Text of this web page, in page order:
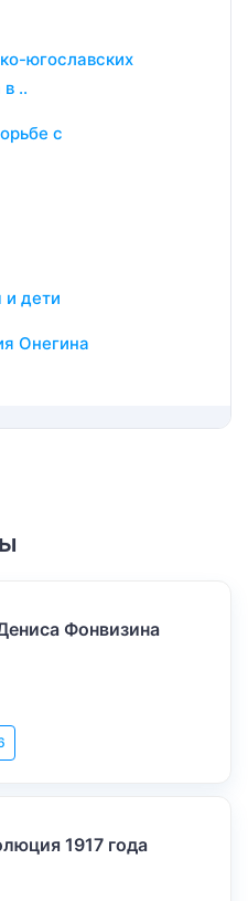
югославских
..
с
и дети
Онегина
Фонвизина
1917 года